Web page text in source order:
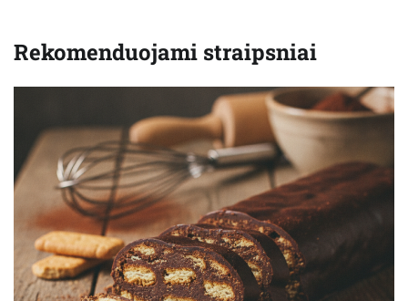
Rekomenduojami straipsniai